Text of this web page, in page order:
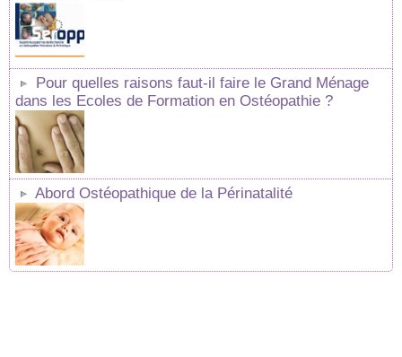
Pour quelles raisons faut-il faire le Grand Ménage
dans les Ecoles de Formation en Ostéopathie ?
Abord Ostéopathique de la Périnatalité